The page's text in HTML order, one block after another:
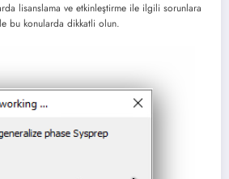
lisanslama ve etkinleştirme ile ilgili sorunlara
bu konularda dikkatli olun.